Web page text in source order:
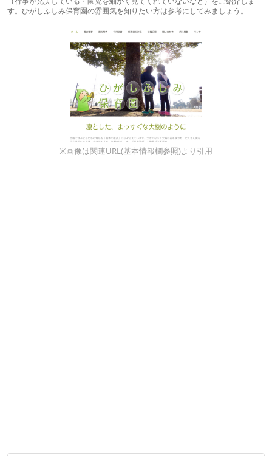
す。ひがしふしみ保育園の雰囲気を知りたい方は参考にしてみましょう。
※画像は関連URL(基本情報欄参照)より引用